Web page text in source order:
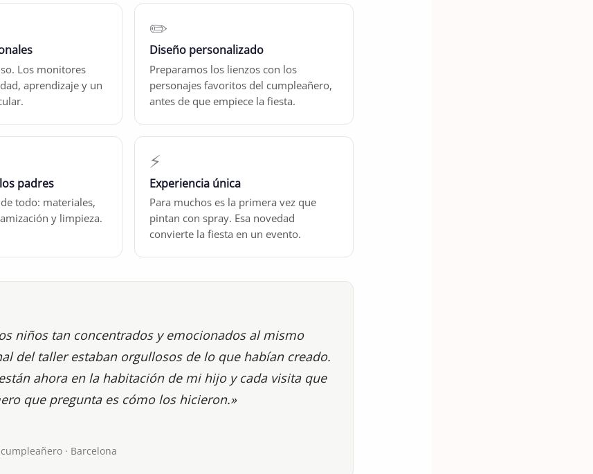
Los monitores
aprendizaje y un
✏️
Diseño personalizado
Preparamos los lienzos con los
personajes favoritos del cumpleañero,
antes de que empiece la fiesta.
padres
todo: materiales,
y limpieza.
⚡
Experiencia única
Para muchos es la primera vez que
pintan con spray. Esa novedad
convierte la fiesta en un evento.
niños tan concentrados y emocionados al mismo
del taller estaban orgullosos de lo que habían creado.
ahora en la habitación de mi hijo y cada visita que
que pregunta es cómo los hicieron.»
· Barcelona